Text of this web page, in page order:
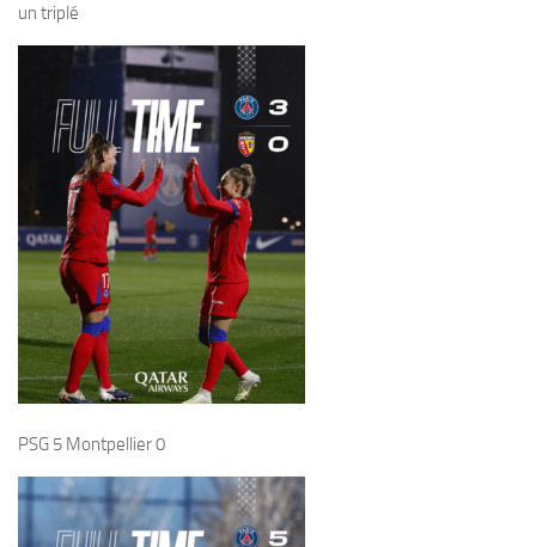
un triplé
PSG 5 Montpellier 0